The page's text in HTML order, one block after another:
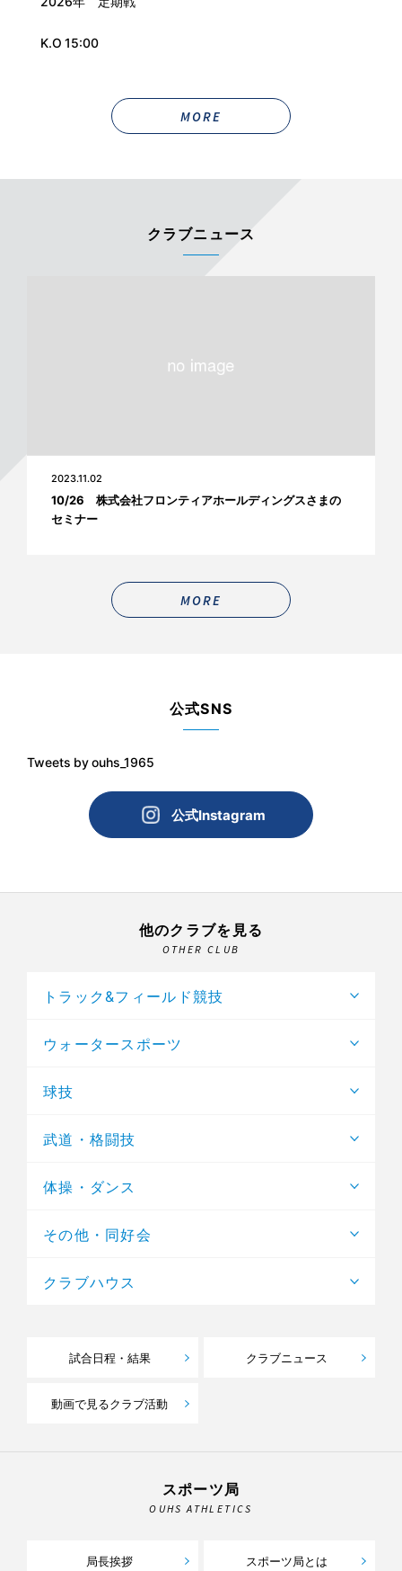
K.O 15:00
MORE
クラブニュース
2023.11.02
10/26 株式会社フロンティアホールディングスさまの
セミナー
MORE
公式SNS
Tweets by ouhs_1965
公式Instagram
他のクラブを見る
OTHER CLUB
トラック&フィールド競技
ウォータースポーツ
球技
武道・格闘技
体操・ダンス
その他・同好会
クラブハウス
試合日程・結果 クラブニュース
動画で見るクラブ活動
スポーツ局
OUHS ATHLETICS
局長挨拶 スポーツ局とは